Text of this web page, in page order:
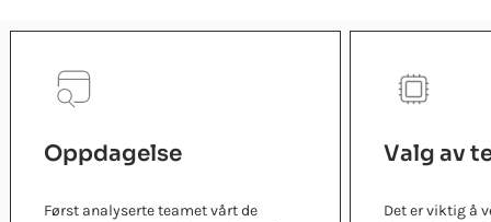
Oppdagelse
Først analyserte teamet vårt de
Valg av
Det er viktig å